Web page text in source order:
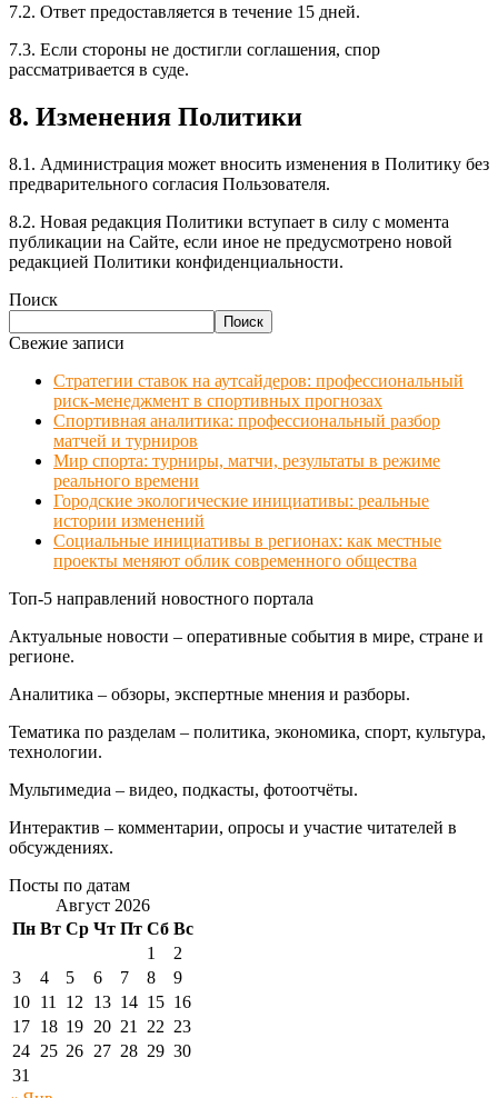
7.2. Ответ предоставляется в течение 15 дней.
7.3. Если стороны не достигли соглашения, спор
рассматривается в суде.
8. Изменения Политики
8.1. Администрация может вносить изменения в Политику без
предварительного согласия Пользователя.
8.2. Новая редакция Политики вступает в силу с момента
публикации на Сайте, если иное не предусмотрено новой
редакцией Политики конфиденциальности.
Поиск
Поиск
Свежие записи
Стратегии ставок на аутсайдеров: профессиональный
риск-менеджмент в спортивных прогнозах
Спортивная аналитика: профессиональный разбор
матчей и турниров
Мир спорта: турниры, матчи, результаты в режиме
реального времени
Городские экологические инициативы: реальные
истории изменений
Социальные инициативы в регионах: как местные
проекты меняют облик современного общества
Топ-5 направлений новостного портала
Актуальные новости – оперативные события в мире, стране и
регионе.
Аналитика – обзоры, экспертные мнения и разборы.
Тематика по разделам – политика, экономика, спорт, культура,
технологии.
Мультимедиа – видео, подкасты, фотоотчёты.
Интерактив – комментарии, опросы и участие читателей в
обсуждениях.
Посты по датам
Август 2026
Пн Вт Ср Чт Пт Сб Вс
1
2
3
4 5 6 7 8
9
10 11 12 13 14 15 16
17 18 19 20 21 22 23
24 25 26 27 28 29 30
31